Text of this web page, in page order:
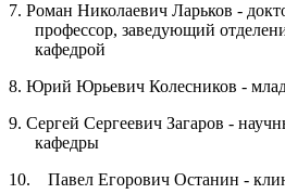
7. Роман Николаевич Ларьков -
профессор, заведующий
кафедрой
8. Юрий Юрьевич Колесников -
9. Сергей Сергеевич Загаров -
кафедры
10. Павел Егорович Останин -